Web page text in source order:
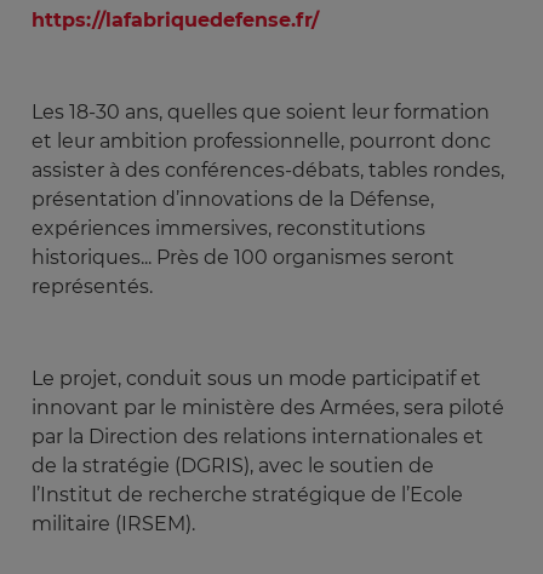
https://lafabriquedefense.fr/
Les 18-30 ans, quelles que soient leur formation
et leur ambition professionnelle, pourront donc
assister à des conférences-débats, tables rondes,
présentation d’innovations de la Défense,
expériences immersives, reconstitutions
historiques... Près de 100 organismes seront
représentés.
Le projet, conduit sous un mode participatif et
innovant par le ministère des Armées, sera piloté
par la Direction des relations internationales et
de la stratégie (DGRIS), avec le soutien de
l’Institut de recherche stratégique de l’Ecole
militaire (IRSEM).